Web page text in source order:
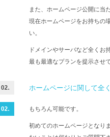
また、ホームページ公開に当
現在ホームページをお持ちの
い。
ドメインやサーバなど全くお
最も最適なプランを提示させ
02. ホームページに関して全
02. もちろん可能です。
初めてのホームページとなり